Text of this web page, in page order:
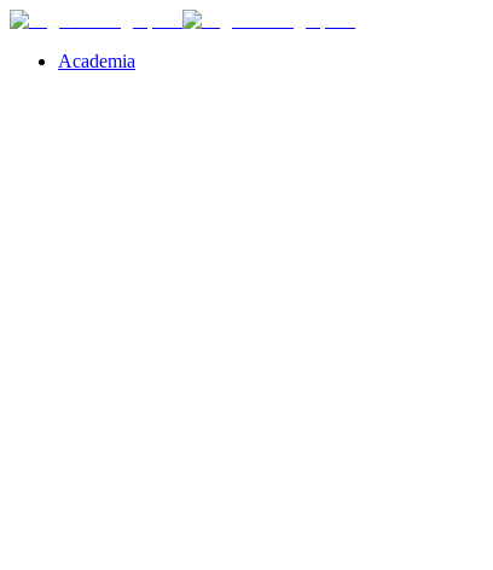
Academia